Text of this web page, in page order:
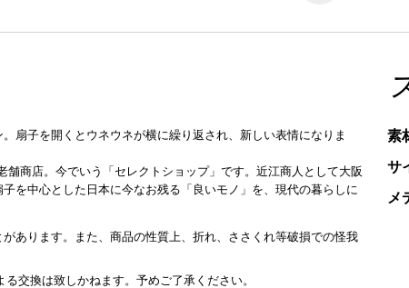
扇子を開くとウネウネが横に繰り返され、新しい表情になりま
商店。今でいう「セレクトショップ」です。近江商人として大阪
を中心とした日本に今なお残る「良いモノ」を、現代の暮らしに
あります。また、商品の性質上、折れ、ささくれ等破損での怪我
交換は致しかねます。予めご了承ください。
素
サ
メ